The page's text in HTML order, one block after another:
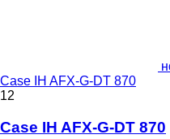
Case IH AFX-G-DT 870
12
Case IH AFX-G-DT 870